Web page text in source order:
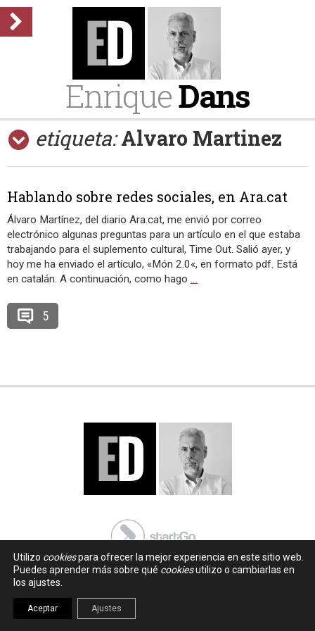
EnriqueDans
etiqueta: Alvaro Martinez
Hablando sobre redes sociales, en Ara.cat
Álvaro Martínez, del diario Ara.cat, me envió por correo
electrónico algunas preguntas para un artículo en el que estaba
trabajando para el suplemento cultural, Time Out. Salió ayer, y
hoy me ha enviado el artículo, «Món 2.0«, en formato pdf. Está
en catalán. A continuación, como hago …
5
Utilizo cookiespara ofrecer la mejor experiencia en este sitio web.
Puedes aprender más sobre qué cookiesutilizo o cambiarlas en
los ajustes.
Aceptar Ajustes